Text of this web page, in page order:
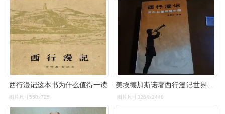
西行漫记这本书为什么值得一读
图片尺寸550x725 图片尺寸3264x2448